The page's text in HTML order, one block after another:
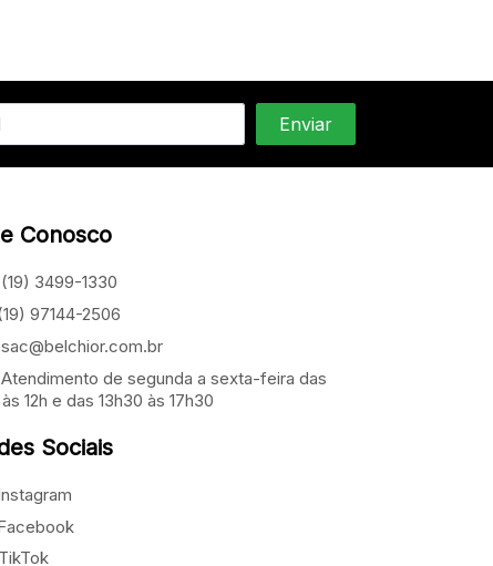
Conosco
(19) 3499-1330
97144-2506
sac@belchior.com.br
Atendimento de segunda a sexta-feira das
12h e das 13h30 às 17h30
Sociais
TikTok